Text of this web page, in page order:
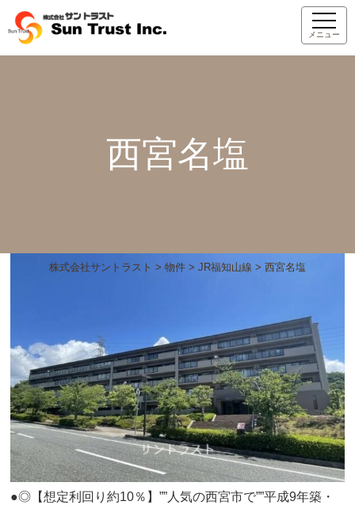
メニュー
西宮名塩
株式会社サントラスト > 物件 > JR福知山線 > 西宮名塩
●◎【想定利回り約10％】””人気の西宮市で””平成9年築・